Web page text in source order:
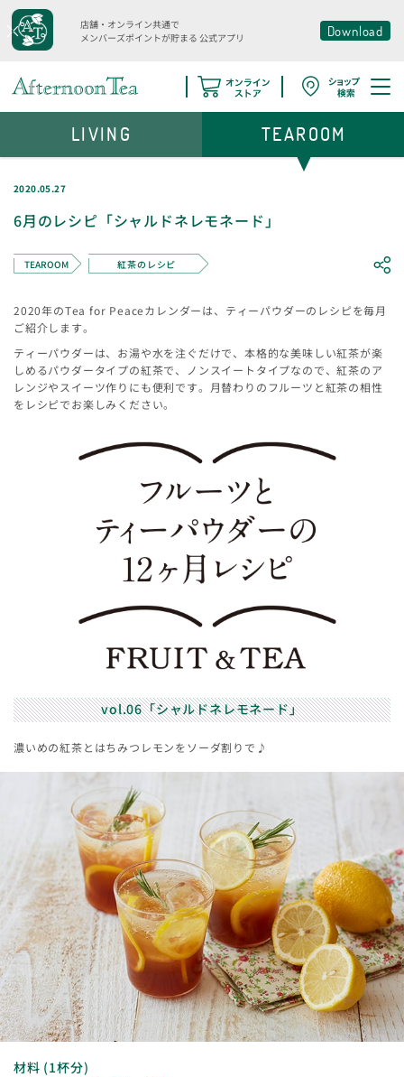
店舗・オンライン共通で
メンバーズポイントが貯まる 公式アプリ Download
2020.05.27
6月のレシピ「シャルドネレモネード」
TEAROOM 紅茶のレシピ
2020年のTea for Peaceカレンダーは、ティーパウダーのレシピを毎月
ご紹介します。
ティーパウダーは、お湯や水を注ぐだけで、本格的な美味しい紅茶が楽
しめるパウダータイプの紅茶で、ノンスイートタイプなので、紅茶のア
レンジやスイーツ作りにも便利です。月替わりのフルーツと紅茶の相性
をレシピでお楽しみください。
vol.06「シャルドネレモネード」
濃いめの紅茶とはちみつレモンをソーダ割りで♪
材料 (1杯分)
LIVING TEAROOM